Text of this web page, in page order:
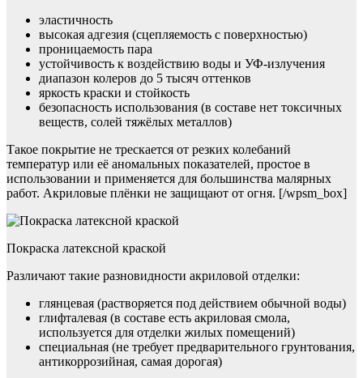
эластичность
высокая адгезия (сцепляемость с поверхностью)
проницаемость пара
устойчивость к воздействию воды и УФ-излучения
диапазон колеров до 5 тысяч оттенков
яркость краски и стойкость
безопасность использования (в составе нет токсичных
веществ, солей тяжёлых металлов)
Такое покрытие не трескается от резких колебаний
температур или её аномальных показателей, простое в
использовании и применяется для большинства малярных
работ. Акриловые плёнки не защищают от огня. [/wpsm_box]
Покраска латексной краской
Различают такие разновидности акриловой отделки:
глянцевая (растворяется под действием обычной воды)
глифталевая (в составе есть акриловая смола,
используется для отделки жилых помещений)
специальная (не требует предварительного грунтования,
антикоррозийная, самая дорогая)